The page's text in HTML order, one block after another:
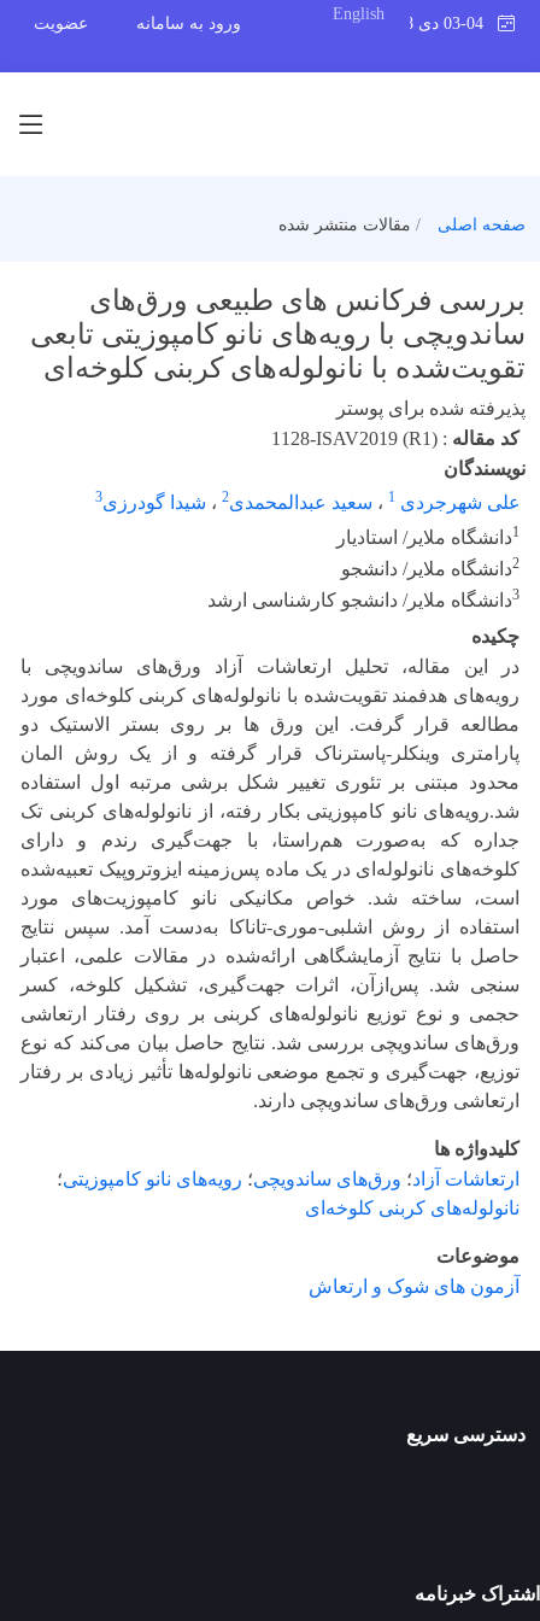
English
ورود به سامانه عضویت
صفحه اصلی مقالات منتشر شده
بررسی فرکانس های طبیعی ورق‌های
ساندویچی با رویه‌های نانو کامپوزیتی تابعی
تقویت‌شده با نانولوله‌های کربنی کلوخه‌ای
پذیرفته شده برای پوستر
کد مقاله :
1128-ISAV2019 (R1)
نویسندگان
علی شهرجردی 1 ، سعید عبدالمحمدی2 ، شیدا گودرزی3
1دانشگاه ملایر/ استادیار
2دانشگاه ملایر/ دانشجو
3دانشگاه ملایر/ دانشجو کارشناسی ارشد
چکیده
در این مقاله، تحلیل ارتعاشات آزاد ورق‌های ساندویچی با
رویه‌های هدفمند تقویت‌شده با نانولوله‌های کربنی کلوخه‌ای مورد
مطالعه قرار گرفت. این ورق ها بر روی بستر الاستیک دو
پارامتری وینکلر-پاسترناک قرار گرفته و از یک روش المان
محدود مبتنی بر تئوری تغییر شکل برشی مرتبه اول استفاده
شد.رویه‌های نانو کامپوزیتی بکار رفته، از نانولوله‌های کربنی تک
جداره که به‌صورت هم‌راستا، با جهت‌گیری رندم و دارای
کلوخه‌های نانولوله‌ای در یک ماده پس‌زمینه ایزوتروپیک تعبیه‌شده
است، ساخته شد. خواص مکانیکی نانو کامپوزیت‌های مورد
استفاده از روش اشلبی-موری-تاناکا به‌دست آمد. سپس نتایج
حاصل با نتایج آزمایشگاهی ارائه‌شده در مقالات علمی، اعتبار
سنجی شد. پس‌ازآن، اثرات جهت‌گیری، تشکیل کلوخه، کسر
حجمی و نوع توزیع نانولوله‌های کربنی بر روی رفتار ارتعاشی
ورق‌های ساندویچی بررسی شد. نتایج حاصل بیان می‌کند که نوع
توزیع، جهت‌گیری و تجمع موضعی نانولوله‌ها تأثیر زیادی بر رفتار
ارتعاشی ورق‌های ساندویچی دارند.
کلیدواژه ها
ارتعاشات آزاد؛ ورق‌های ساندویچی؛ رویه‌های نانو کامپوزیتی؛
نانولوله‌های کربنی کلوخه‌ای
موضوعات
آزمون های شوک و ارتعاش
دسترسی سریع
اشتراک خبرنامه